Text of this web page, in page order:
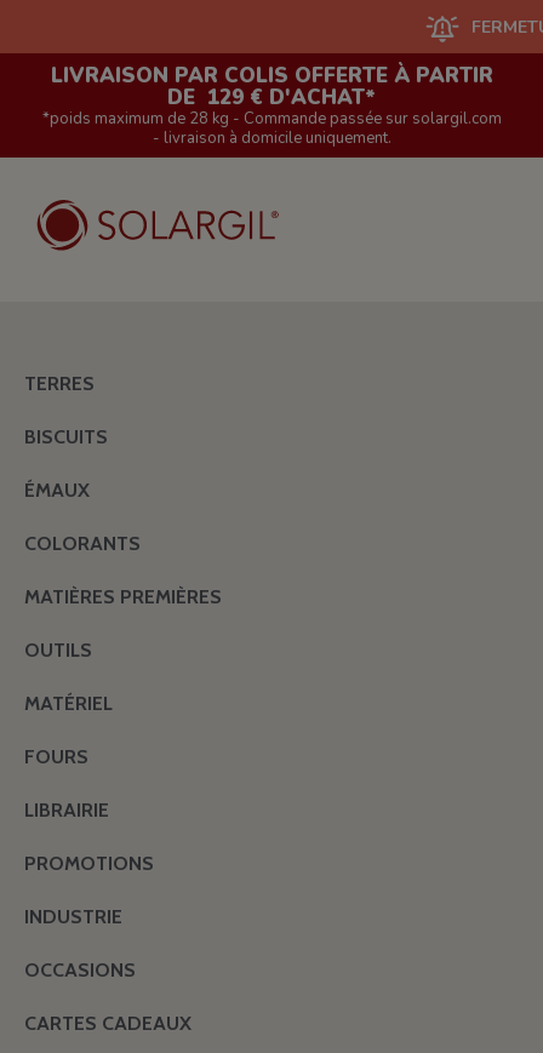
FERMETURE
LIVRAISON PAR COLIS OFFERTE À PARTIR
DE 129 € D'ACHAT*
*poids maximum de 28 kg - Commande passée sur solargil.com
- livraison à domicile uniquement.
TERRES
BISCUITS
ÉMAUX
COLORANTS
MATIÈRES PREMIÈRES
OUTILS
MATÉRIEL
FOURS
LIBRAIRIE
PROMOTIONS
INDUSTRIE
OCCASIONS
CARTES CADEAUX